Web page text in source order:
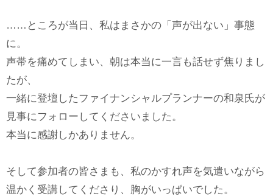
……ところが当日、私はまさかの「声が出ない」事態
に。
声帯を痛めてしまい、朝は本当に一言も話せず焦りまし
たが、
一緒に登壇したファイナンシャルプランナーの和泉氏が
見事にフォローしてくださいました。
本当に感謝しかありません。
そして参加者の皆さまも、私のかすれ声を気遣いながら
温かく受講してくださり、胸がいっぱいでした。